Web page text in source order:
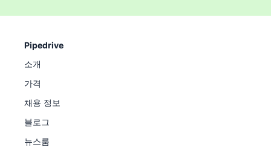
Pipedrive
소개
가격
채용 정보
블로그
뉴스룸